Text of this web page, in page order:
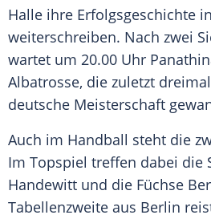
Halle ihre Erfolgsgeschichte
weiterschreiben. Nach zwei
wartet um 20.00 Uhr
Albatrosse, die zuletzt
deutsche Meisterschaft
Auch im Handball steht die
Im Topspiel treffen dabei die
Handewitt und die Füchse
Tabellenzweite aus Berlin